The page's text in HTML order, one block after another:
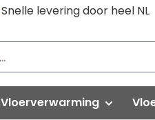
Snelle levering door heel NL
Vloerverwarming